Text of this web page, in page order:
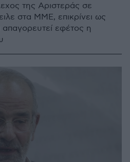
της Αριστεράς σε
στα ΜΜΕ, επικρίνει ως
εφέτος η